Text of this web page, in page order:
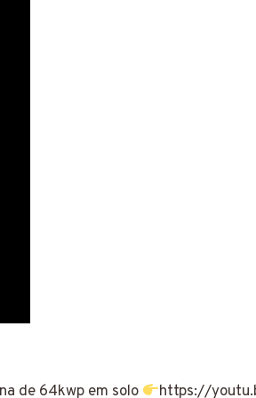
de 64kwp em solo
https://